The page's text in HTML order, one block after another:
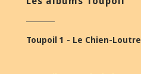
Toupoil 1 - Le Chien-Loutre